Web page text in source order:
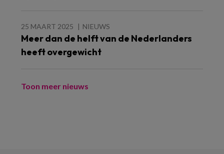
25 MAART 2025 NIEUWS
Meer dan de helft van de Nederlanders
heeft overgewicht
Toon meer nieuws